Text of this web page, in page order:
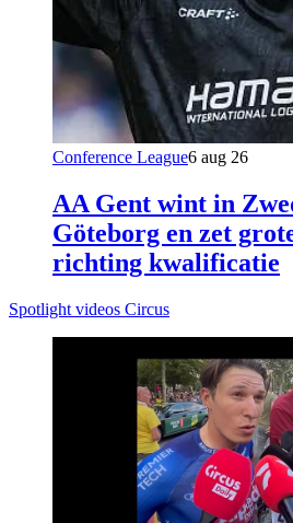
Conference League6 aug 26
AA Gent wint in
Göteborg en zet
richting kwalificatie
Spotlight videos Circus